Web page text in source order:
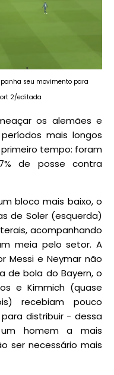
seu movimento para
2/editada
os alemães e
mais longos
tempo: foram
de posse contra
bloco mais baixo, o
de Soler (esquerda)
acompanhando
meia pelo setor. A
Messi e Neymar não
de bola do Bayern, o
e Kimmich (quase
recebiam pouco
distribuir - dessa
homem a mais
ser necessário mais